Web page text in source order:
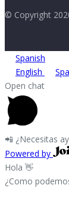
© Copyright
Spanish
English
Open chat
📲 ¿Necesitas
Powered by
Hola 👋
¿Como